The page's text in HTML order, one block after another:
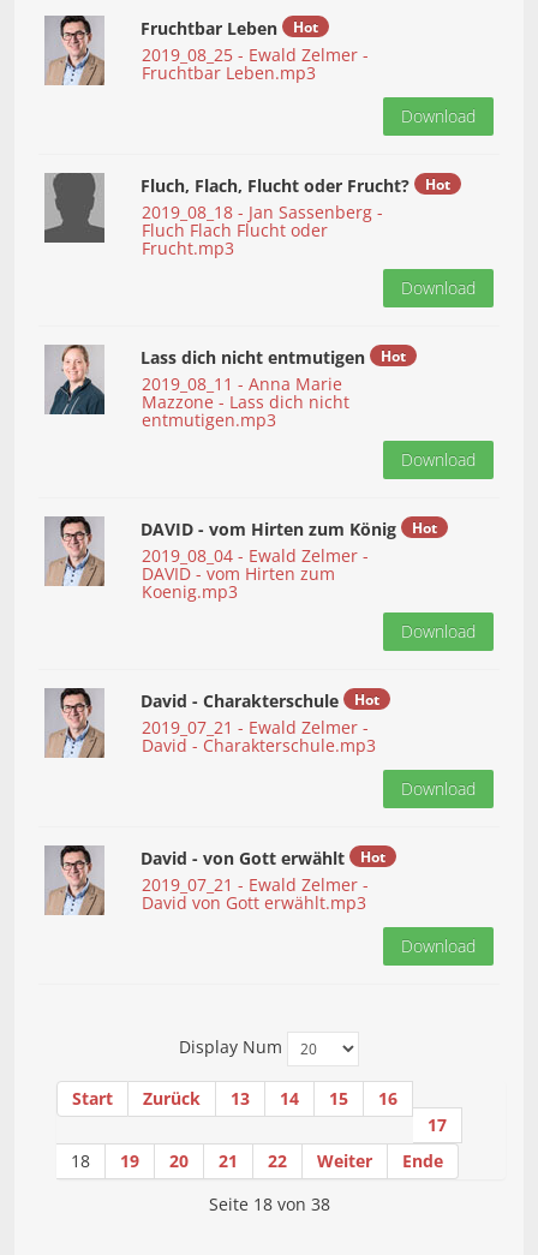
Fruchtbar Leben
2019_08_25 - Ewald Zelmer -
Fruchtbar Leben.mp3
Hot
Download
Fluch, Flach, Flucht oder Frucht?
2019_08_18 - Jan Sassenberg -
Fluch Flach Flucht oder
Frucht.mp3
Hot
Download
Lass dich nicht entmutigen
2019_08_11 - Anna Marie
Mazzone - Lass dich nicht
entmutigen.mp3
Hot
Download
DAVID - vom Hirten zum König
2019_08_04 - Ewald Zelmer -
DAVID - vom Hirten zum
Koenig.mp3
Hot
Download
David - Charakterschule
2019_07_21 - Ewald Zelmer -
David - Charakterschule.mp3
Hot
Download
David - von Gott erwählt
2019_07_21 - Ewald Zelmer -
David von Gott erwählt.mp3
Hot
Download
Display Num
Start Zurück 13 14 15
16
17
18
19 20 21 22 Weiter
Ende
Seite 18 von 38